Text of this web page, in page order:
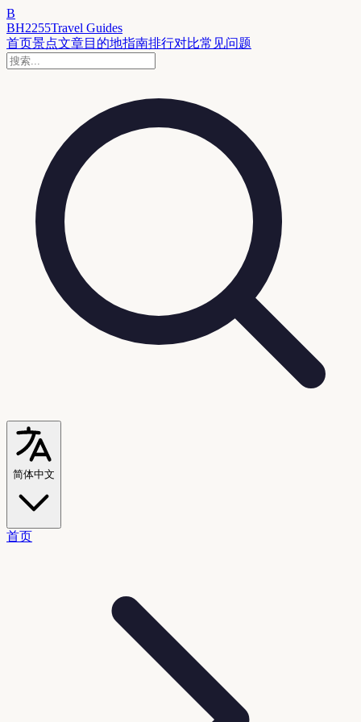
B
BH2255Travel Guides
首页景点文章目的地指南排行对比常见问题
简体中文
首页